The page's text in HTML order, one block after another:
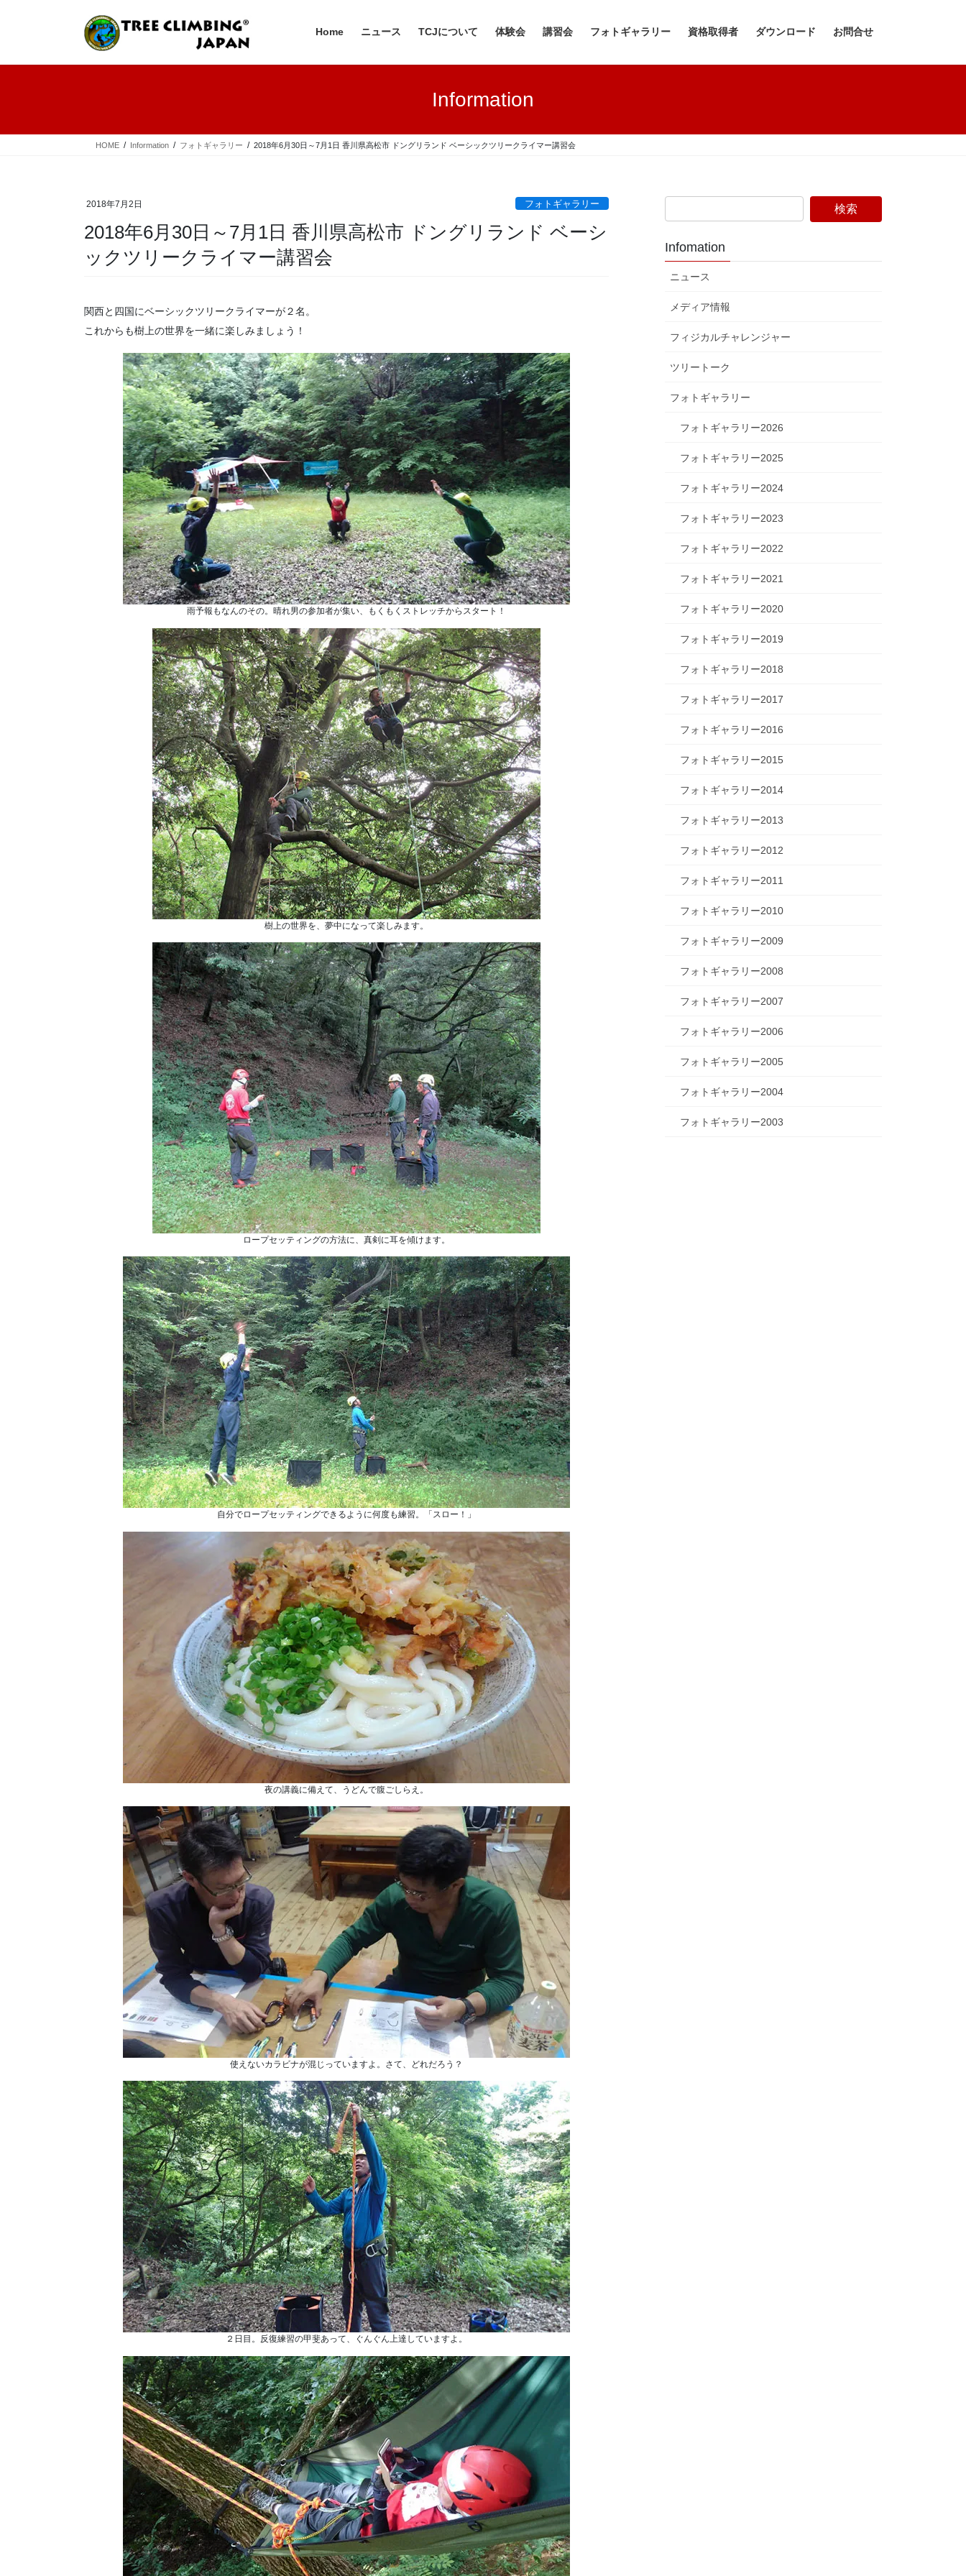
ツ
シ
Home ニュース TCJについて 体験会 講習会 フォトギャラリー 資格取得者 ダウンロード お問合せ
Information
HOME Information フォトギャラリー 2018年6月30日～7月1日 香川県高松市 ドングリランド ベーシックツリークライマー講習会
2018年7月2日 フォトギャラリー
2018年6月30日～7月1日 香川県高松市 ドングリランド ベーシ
ックツリークライマー講習会
関西と四国にベーシックツリークライマーが２名。
これからも樹上の世界を一緒に楽しみましょう！
雨予報もなんのその。晴れ男の参加者が集い、もくもくストレッチからスタート！
樹上の世界を、夢中になって楽しみます。
ロープセッティングの方法に、真剣に耳を傾けます。
自分でロープセッティングできるように何度も練習。「スロー！」
夜の講義に備えて、うどんで腹ごしらえ。
使えないカラビナが混じっていますよ。さて、どれだろう？
２日目。反復練習の甲斐あって、ぐんぐん上達していますよ。
Infomation
ニュース
メディア情報
フィジカルチャレンジャー
ツリートーク
フォトギャラリー
フォトギャラリー2026
フォトギャラリー2025
フォトギャラリー2024
フォトギャラリー2023
フォトギャラリー2022
フォトギャラリー2021
フォトギャラリー2020
フォトギャラリー2019
フォトギャラリー2018
フォトギャラリー2017
フォトギャラリー2016
フォトギャラリー2015
フォトギャラリー2014
フォトギャラリー2013
フォトギャラリー2012
フォトギャラリー2011
フォトギャラリー2010
フォトギャラリー2009
フォトギャラリー2008
フォトギャラリー2007
フォトギャラリー2006
フォトギャラリー2005
フォトギャラリー2004
フォトギャラリー2003